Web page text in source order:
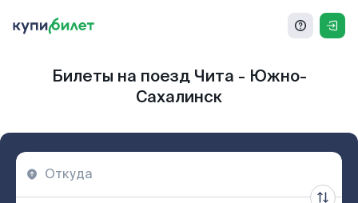
Билеты на поезд Чита - Южно-
Сахалинск